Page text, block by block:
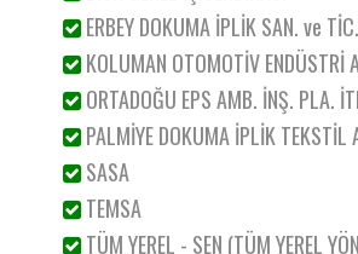
ERBEY DOKUMA İPLİK SAN. ve
KOLUMAN OTOMOTİV ENDÜSTRİ
ORTADOĞU EPS AMB. İNŞ. PLA.
PALMİYE DOKUMA İPLİK TEKSTİL
SASA
TEMSA
TÜM YEREL - SEN (TÜM YEREL